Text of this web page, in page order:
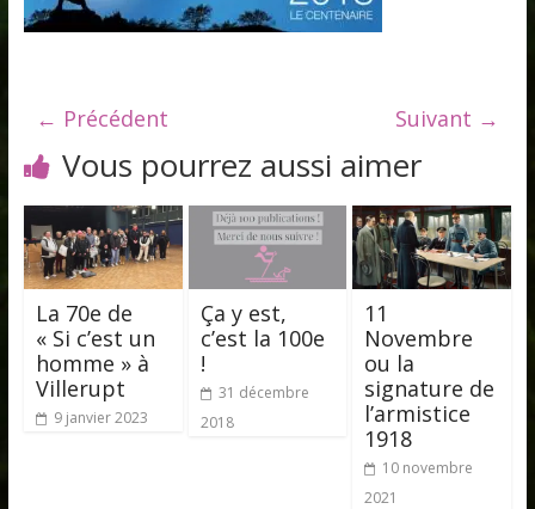
← Précédent Suivant →
Vous pourrez aussi aimer
La 70e de
« Si c’est un
homme » à
Villerupt
9 janvier 2023
Ça y est,
c’est la 100e
!
31 décembre
2018
11
Novembre
ou la
signature de
l’armistice
1918
10 novembre
2021